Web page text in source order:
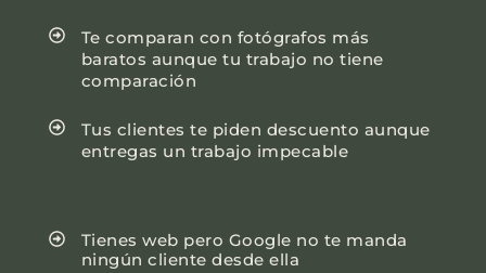
Te comparan con fotógrafos más
baratos aunque tu trabajo no tiene
comparación
Tus clientes te piden descuento aunque
entregas un trabajo impecable
Tienes web pero Google no te manda
ningún cliente desde ella